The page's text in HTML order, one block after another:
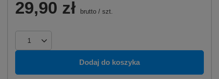
29,90 zł brutto / szt.
Dodaj do koszyka